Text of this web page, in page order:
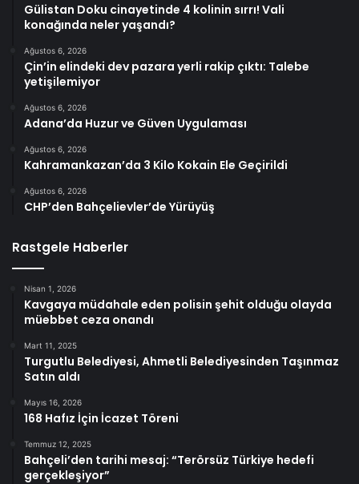
Gülistan Doku cinayetinde 4 kolinin sırrı! Vali
konağında neler yaşandı?
Ağustos 6, 2026
Çin’in elindeki dev pazara yerli rakip çıktı: Talebe
yetişilemiyor
Ağustos 6, 2026
Adana’da Huzur ve Güven Uygulaması
Ağustos 6, 2026
Kahramankazan’da 3 Kilo Kokain Ele Geçirildi
Ağustos 6, 2026
CHP’den Bahçelievler’de Yürüyüş
Rastgele Haberler
Nisan 1, 2026
Kavgaya müdahale eden polisin şehit olduğu olayda
müebbet ceza onandı
Mart 11, 2025
Turgutlu Belediyesi, Ahmetli Belediyesinden Taşınmaz
Satın aldı
Mayıs 16, 2026
168 Hafız İçin İcazet Töreni
Temmuz 12, 2025
Bahçeli’den tarihi mesaj: “Terörsüz Türkiye hedefi
gerçekleşiyor”